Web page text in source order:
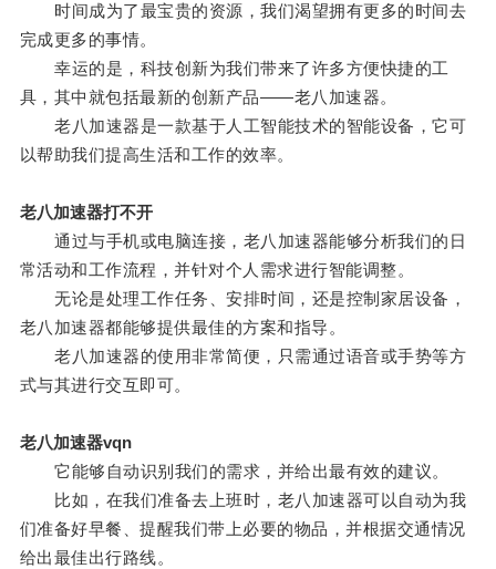
时间成为了最宝贵的资源，我们渴望拥有更多的时间去
完成更多的事情。
幸运的是，科技创新为我们带来了许多方便快捷的工
具，其中就包括最新的创新产品——老八加速器。
老八加速器是一款基于人工智能技术的智能设备，它可
以帮助我们提高生活和工作的效率。
老八加速器打不开
通过与手机或电脑连接，老八加速器能够分析我们的日
常活动和工作流程，并针对个人需求进行智能调整。
无论是处理工作任务、安排时间，还是控制家居设备，
老八加速器都能够提供最佳的方案和指导。
老八加速器的使用非常简便，只需通过语音或手势等方
式与其进行交互即可。
老八加速器vqn
它能够自动识别我们的需求，并给出最有效的建议。
比如，在我们准备去上班时，老八加速器可以自动为我
们准备好早餐、提醒我们带上必要的物品，并根据交通情况
给出最佳出行路线。